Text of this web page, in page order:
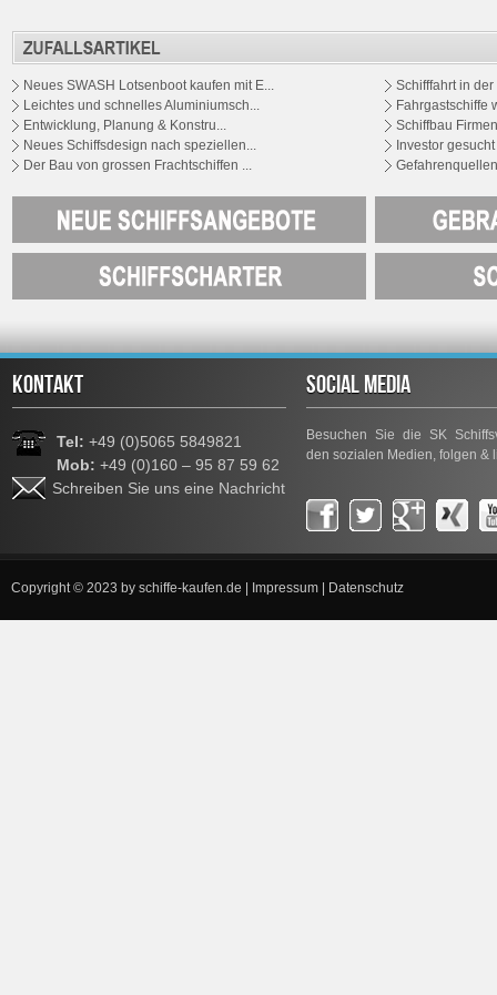
Neues SWASH Lotsenboot kaufen mit E...
Schifffahrt in der
Leichtes und schnelles Aluminiumsch...
Fahrgastschiffe
Entwicklung, Planung & Konstru...
Schiffbau
Neues Schiffsdesign nach speziellen...
Investor
Der Bau von grossen Frachtschiffen ...
KONTAKT
Tel: +49 (0)5065 5849821
Mob: +49 (0)160 – 95 87 59 62
Schreiben Sie uns eine Nachricht
SOCIAL MEDIA
Besuchen Sie die SK
den sozialen Medien, folgen &
Copyright © 2023 by schiffe-kaufen.de Impressum Datenschutz